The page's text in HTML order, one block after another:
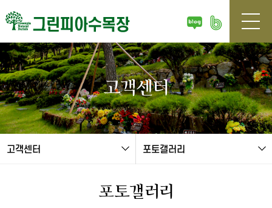
고객센터
고객센터 포토갤러리
포토갤러리